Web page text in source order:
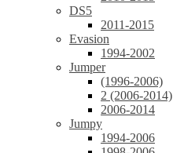
DS5
2011-2015
Evasion
1994-2002
Jumper
(1996-2006)
2 (2006-2014)
2006-2014
Jumpy
1994-2006